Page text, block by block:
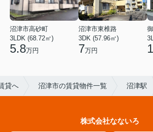
沼津市高砂町
3LDK (68.72㎡)
5.8万円
沼津市東椎路
3DK (57.96㎡)
7万円
貸へ 沼津市の賃貸物件一覧 沼津駅
株式会社なないろ